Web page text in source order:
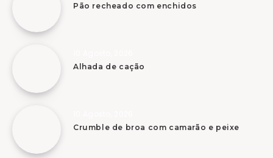
Pão recheado com enchidos
Alhada de cação
Crumble de broa com camarão e peixe